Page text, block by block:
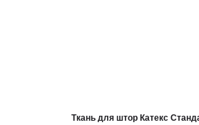
Ткань для штор Катекс